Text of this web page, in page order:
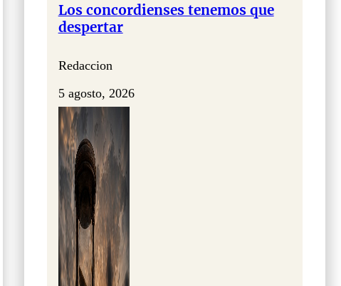
Los concordienses tenemos que
despertar
Redaccion
5 agosto, 2026